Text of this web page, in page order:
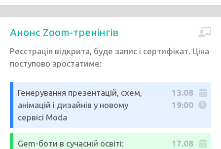
Анонс Zoom-тренінгів
Реєстрація відкрита, буде запис і сертифікат. Ціна
поступово зростатиме:
Генерування презентацій, схем,
анімацій і дизайнів у новому
сервісі Moda
13.08
19:00
Gem-боти в сучасній освіті:
17.08